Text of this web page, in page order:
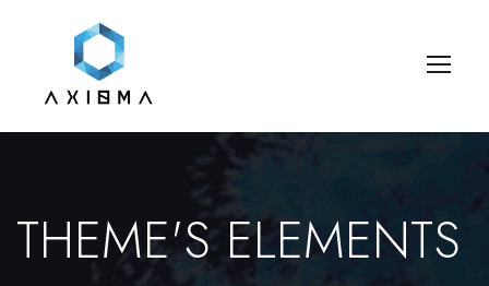
THEME'S ELEMENTS